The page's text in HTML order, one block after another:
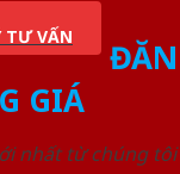
TƯ VẤN
GIÁ
nhất từ chúng tôi